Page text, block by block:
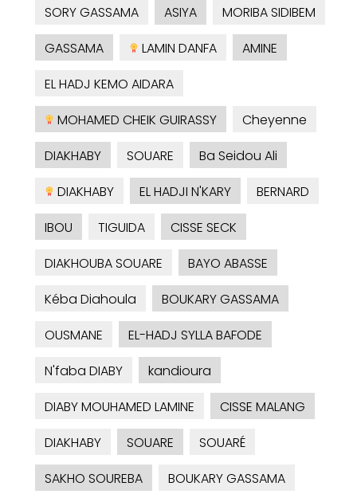
SORY GASSAMA ASIYA
MORIBA SIDIBEM
GASSAMA
LAMIN DANFA
AMINE
EL HADJ KEMO AIDARA
MOHAMED CHEIK GUIRASSY
Cheyenne
DIAKHABY
SOUARE
Ba Seidou Ali
DIAKHABY
EL HADJI N'KARY
BERNARD
IBOU
TIGUIDA
CISSE SECK
DIAKHOUBA SOUARE
BAYO ABASSE
Kéba Diahoula
BOUKARY GASSAMA
OUSMANE
EL-HADJ SYLLA BAFODE
N'faba DIABY
kandioura
DIABY MOUHAMED LAMINE
CISSE MALANG
DIAKHABY
SOUARE
SOUARÉ
SAKHO SOUREBA
BOUKARY GASSAMA